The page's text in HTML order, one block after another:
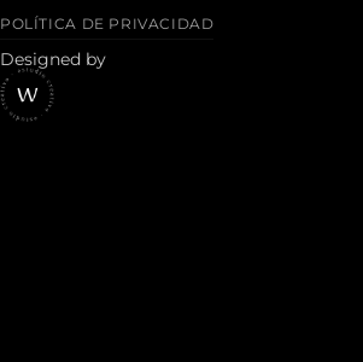
POLÍTICA DE PRIVACIDAD
Designed by